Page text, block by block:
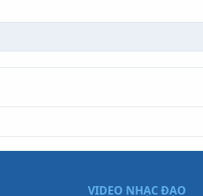
VIDEO NHẠC ĐẠO